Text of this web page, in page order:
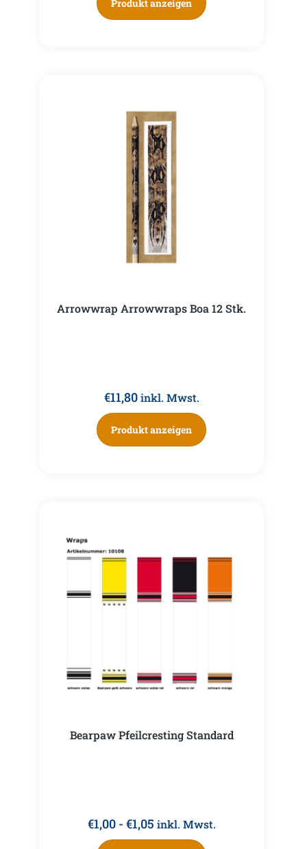
Produkt anzeigen
Arrowwrap Arrowwraps Boa 12 Stk.
€11,80 inkl. Mwst.
Produkt anzeigen
Bearpaw Pfeilcresting Standard
€1,00- €1,05 inkl. Mwst.